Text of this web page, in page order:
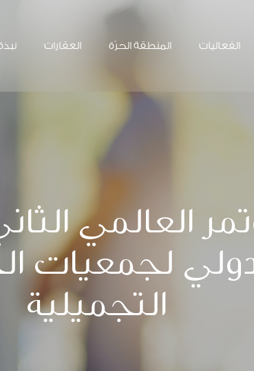
الفعاليات المنطقة الحرّة العقارات
العالمي
لجمعيات
التجميلية